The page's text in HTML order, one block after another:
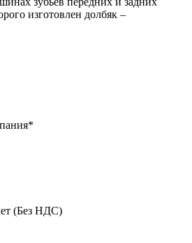
изготовлен долбяк –
(Без НДС)